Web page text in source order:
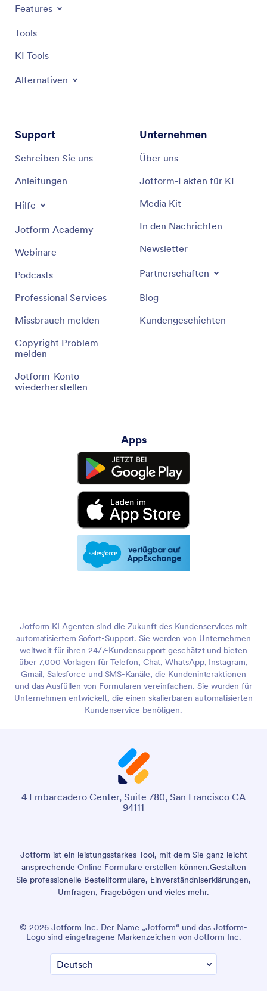
Features
Tools
KI Tools
Alternativen
Support
Schreiben Sie uns
Anleitungen
Hilfe
Jotform Academy
Webinare
Podcasts
Professional Services
Missbrauch melden
Copyright Problem
melden
Jotform-Konto
wiederherstellen
Unternehmen
Über uns
Jotform-Fakten für KI
Media Kit
In den Nachrichten
Newsletter
Partnerschaften
Blog
Kundengeschichten
Apps
Jotform KI Agenten sind die Zukunft des Kundenservices mit
automatisiertem Sofort-Support. Sie werden von Unternehmen
weltweit für ihren 24/7-Kundensupport geschätzt und bieten
über 7,000 Vorlagen für Telefon, Chat, WhatsApp, Instagram,
Gmail, Salesforce und SMS-Kanäle, die Kundeninteraktionen
und das Ausfüllen von Formularen vereinfachen. Sie wurden für
Unternehmen entwickelt, die einen skalierbaren automatisierten
Kundenservice benötigen.
4 Embarcadero Center, Suite 780, San Francisco CA
94111
Jotform ist ein leistungsstarkes Tool, mit dem Sie ganz leicht
ansprechende Online Formulare erstellen können.Gestalten
Sie professionelle Bestellformulare, Einverständniserklärungen,
Umfragen, Fragebögen und vieles mehr.
© 2026 Jotform Inc. Der Name „Jotform“ und das Jotform-
Logo sind eingetragene Markenzeichen von Jotform Inc.